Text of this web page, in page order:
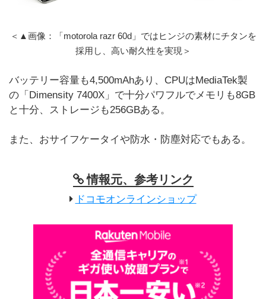
＜▲画像：「motorola razr 60d」ではヒンジの素材にチタンを
採用し、高い耐久性を実現＞
バッテリー容量も4,500mAhあり、CPUはMediaTek製
の「Dimensity 7400X」で十分パワフルでメモリも8GB
と十分、ストレージも256GBある。
また、おサイフケータイや防水・防塵対応でもある。
情報元、参考リンク
ドコモオンラインショップ